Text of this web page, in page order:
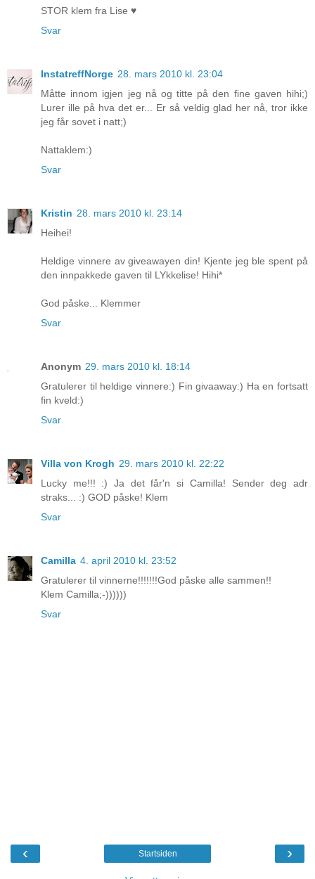
STOR klem fra Lise ♥
Svar
InstatreffNorge 28. mars 2010 kl. 23:04
Måtte innom igjen jeg nå og titte på den fine gaven hihi;)
Lurer ille på hva det er... Er så veldig glad her nå, tror ikke
jeg får sovet i natt;)
Nattaklem:)
Svar
Kristin 28. mars 2010 kl. 23:14
Heihei!
Heldige vinnere av giveawayen din! Kjente jeg ble spent på
den innpakkede gaven til LYkkelise! Hihi*
God påske... Klemmer
Svar
Anonym 29. mars 2010 kl. 18:14
Gratulerer til heldige vinnere:) Fin givaaway:) Ha en fortsatt
fin kveld:)
Svar
Villa von Krogh 29. mars 2010 kl. 22:22
Lucky me!!! :) Ja det får'n si Camilla! Sender deg adr
straks... :) GOD påske! Klem
Svar
Camilla 4. april 2010 kl. 23:52
Gratulerer til vinnerne!!!!!!!God påske alle sammen!!
Klem Camilla;-))))))
Svar
‹ ›
Startsiden